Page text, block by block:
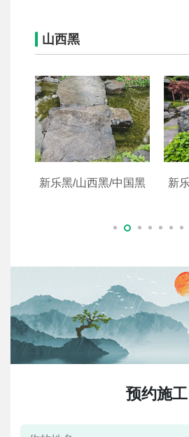
预约施工
山西黑
新乐黑/山西黑/中国黑 新